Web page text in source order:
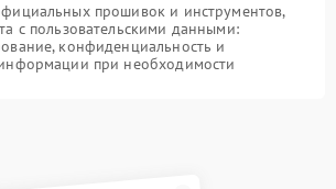
прошивок и инструментов,
с пользовательскими данными:
конфиденциальность и
при необходимости